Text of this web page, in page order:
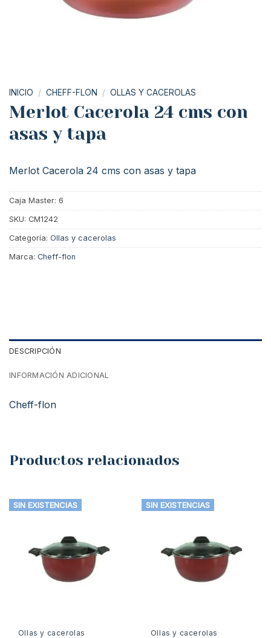
INICIO / CHEFF-FLON / OLLAS Y CACEROLAS
Merlot Cacerola 24 cms con
asas y tapa
Merlot Cacerola 24 cms con asas y tapa
Caja Master: 6
SKU: CM1242
Categoría: Ollas y cacerolas
Marca: Cheff-flon
DESCRIPCIÓN
INFORMACIÓN ADICIONAL
Cheff-flon
Productos relacionados
SIN EXISTENCIAS
Ollas y cacerolas
SIN EXISTENCIAS
Ollas y cacerolas